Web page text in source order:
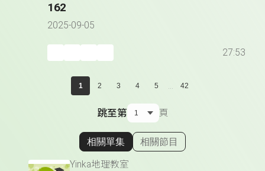
162
2025-09-05
27:53
1 2 3 4 5 ... 42
跳至第 頁
顯示相關單集
相關單集 相關節目
Yinka地理教室